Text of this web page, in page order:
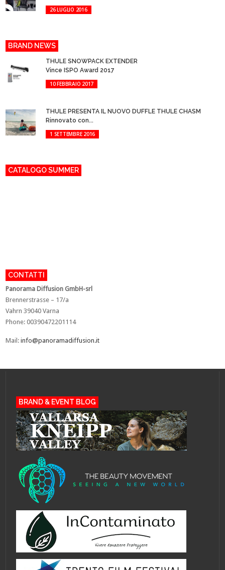
26 LUGLIO 2016
BRAND NEWS
THULE SNOWPACK EXTENDER
Vince ISPO Award 2017
10 FEBBRAIO 2017
THULE PRESENTA IL NUOVO DUFFLE THULE CHASM
Rinnovato con...
1 SETTEMBRE 2016
CATALOGO SUMMER
CONTATTI
Panorama Diffusion GmbH-srl
Brennerstrasse – 17/a
Vahrn 39040 Varna
Phone: 00390472201114
Mail:info@panoramadiffusion.it
BRAND & EVENT BLOG